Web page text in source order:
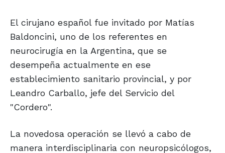
El cirujano español fue invitado por Matías
Baldoncini, uno de los referentes en
neurocirugía en la Argentina, que se
desempeña actualmente en ese
establecimiento sanitario provincial, y por
Leandro Carballo, jefe del Servicio del
"Cordero".
La novedosa operación se llevó a cabo de
manera interdisciplinaria con neuropsicólogos,